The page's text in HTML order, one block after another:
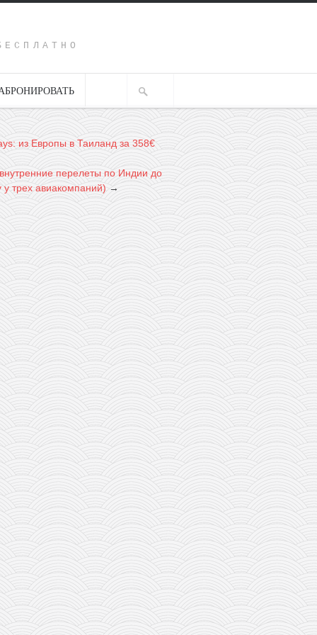
из Европы в Таиланд за 358€
перелеты по Индии до
у трех авиакомпаний) →